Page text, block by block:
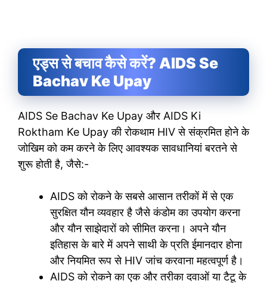
एड्स से बचाव कैसे करें? AIDS Se
Bachav Ke Upay
AIDS Se Bachav Ke Upay और AIDS Ki
Roktham Ke Upay की रोकथाम HIV से संक्रमित होने के
जोखिम को कम करने के लिए आवश्यक सावधानियां बरतने से
शुरू होती है, जैसे:-
AIDS को रोकने के सबसे आसान तरीकों में से एक
सुरक्षित यौन व्यवहार है जैसे कंडोम का उपयोग करना
और यौन साझेदारों को सीमित करना। अपने यौन
इतिहास के बारे में अपने साथी के प्रति ईमानदार होना
और नियमित रूप से HIV जांच करवाना महत्वपूर्ण है।
AIDS को रोकने का एक और तरीका दवाओं या टैटू के